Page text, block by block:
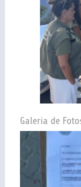
Galeria de